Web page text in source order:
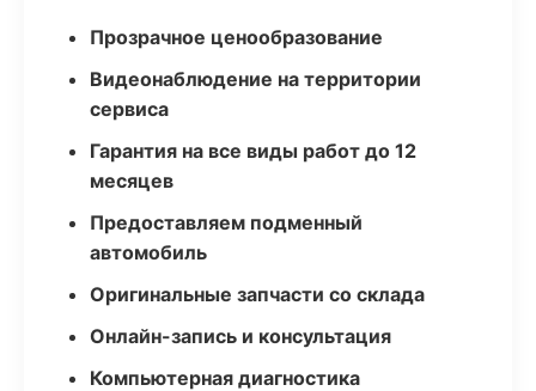
Прозрачное ценообразование
Видеонаблюдение на территории
сервиса
Гарантия на все виды работ до 12
месяцев
Предоставляем подменный
автомобиль
Оригинальные запчасти со склада
Онлайн-запись и консультация
Компьютерная диагностика